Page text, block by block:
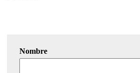
Nombre